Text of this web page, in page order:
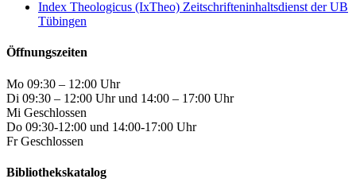
Index Theologicus (IxTheo) Zeitschrifteninhaltsdienst der UB
Tübingen
Öffnungszeiten
Mo 09:30 – 12:00 Uhr
Di 09:30 – 12:00 Uhr und 14:00 – 17:00 Uhr
Mi Geschlossen
Do 09:30-12:00 und 14:00-17:00 Uhr
Fr Geschlossen
Bibliothekskatalog